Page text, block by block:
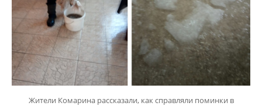
Жители Комарина рассказали, как справляли поминки в